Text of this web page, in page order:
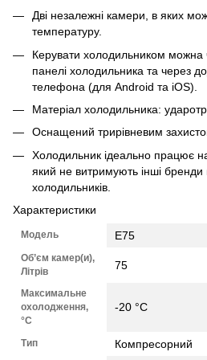
Дві незалежні камери, в яких
температуру.
Керувати холодильником
панелі холодильника та через
телефона (для Android та iOS).
Матеріал холодильника:
Оснащений трирівневим
Холодильник ідеально працює
який не витримують інші бренди
холодильників.
Характеристики
Модель E75
Об’єм камер(и),
Літрів
75
Максимальне
охолодження,
°C
-20 °C
Тип Компресорний